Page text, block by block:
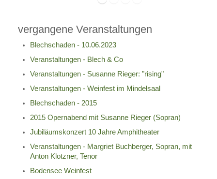
vergangene Veranstaltungen
Blechschaden - 10.06.2023
Veranstaltungen - Blech & Co
Veranstaltungen - Susanne Rieger: "rising"
Veranstaltungen - Weinfest im Mindelsaal
Blechschaden - 2015
2015 Opernabend mit Susanne Rieger (Sopran)
Jubiläumskonzert 10 Jahre Amphitheater
Veranstaltungen - Margriet Buchberger, Sopran, mit
Anton Klotzner, Tenor
Bodensee Weinfest